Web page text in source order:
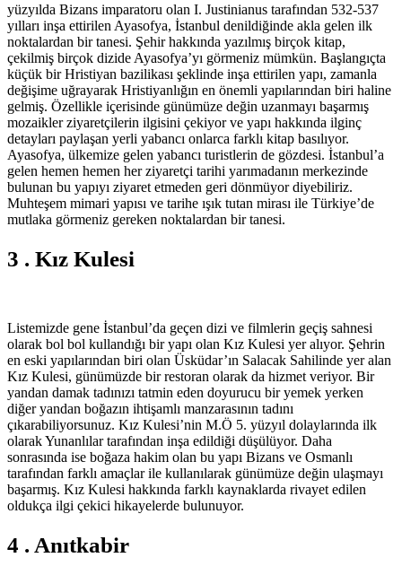
yüzyılda Bizans imparatoru olan I. Justinianus tarafından 532-537
yılları inşa ettirilen Ayasofya, İstanbul denildiğinde akla gelen ilk
noktalardan bir tanesi. Şehir hakkında yazılmış birçok kitap,
çekilmiş birçok dizide Ayasofya’yı görmeniz mümkün. Başlangıçta
küçük bir Hristiyan bazilikası şeklinde inşa ettirilen yapı, zamanla
değişime uğrayarak Hristiyanlığın en önemli yapılarından biri haline
gelmiş. Özellikle içerisinde günümüze değin uzanmayı başarmış
mozaikler ziyaretçilerin ilgisini çekiyor ve yapı hakkında ilginç
detayları paylaşan yerli yabancı onlarca farklı kitap basılıyor.
Ayasofya, ülkemize gelen yabancı turistlerin de gözdesi. İstanbul’a
gelen hemen hemen her ziyaretçi tarihi yarımadanın merkezinde
bulunan bu yapıyı ziyaret etmeden geri dönmüyor diyebiliriz.
Muhteşem mimari yapısı ve tarihe ışık tutan mirası ile Türkiye’de
mutlaka görmeniz gereken noktalardan bir tanesi.
3 . Kız Kulesi
Listemizde gene İstanbul’da geçen dizi ve filmlerin geçiş sahnesi
olarak bol bol kullandığı bir yapı olan Kız Kulesi yer alıyor. Şehrin
en eski yapılarından biri olan Üsküdar’ın Salacak Sahilinde yer alan
Kız Kulesi, günümüzde bir restoran olarak da hizmet veriyor. Bir
yandan damak tadınızı tatmin eden doyurucu bir yemek yerken
diğer yandan boğazın ihtişamlı manzarasının tadını
çıkarabiliyorsunuz. Kız Kulesi’nin M.Ö 5. yüzyıl dolaylarında ilk
olarak Yunanlılar tarafından inşa edildiği düşülüyor. Daha
sonrasında ise boğaza hakim olan bu yapı Bizans ve Osmanlı
tarafından farklı amaçlar ile kullanılarak günümüze değin ulaşmayı
başarmış. Kız Kulesi hakkında farklı kaynaklarda rivayet edilen
oldukça ilgi çekici hikayelerde bulunuyor.
4 . Anıtkabir